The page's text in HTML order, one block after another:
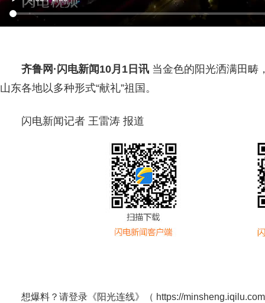
齐鲁网 ·闪电新闻10月1日讯 当金色的阳光洒满田畴
山东各地以多种形式“献礼”祖国。
闪电新闻记者 王雷涛 报道
想爆料？请登录《阳光连线》（ https://